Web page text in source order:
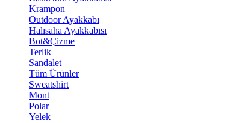
Krampon
Outdoor Ayakkabı
Halısaha Ayakkabısı
Bot&Çizme
Terlik
Sandalet
Tüm Ürünler
Sweatshirt
Mont
Polar
Yelek